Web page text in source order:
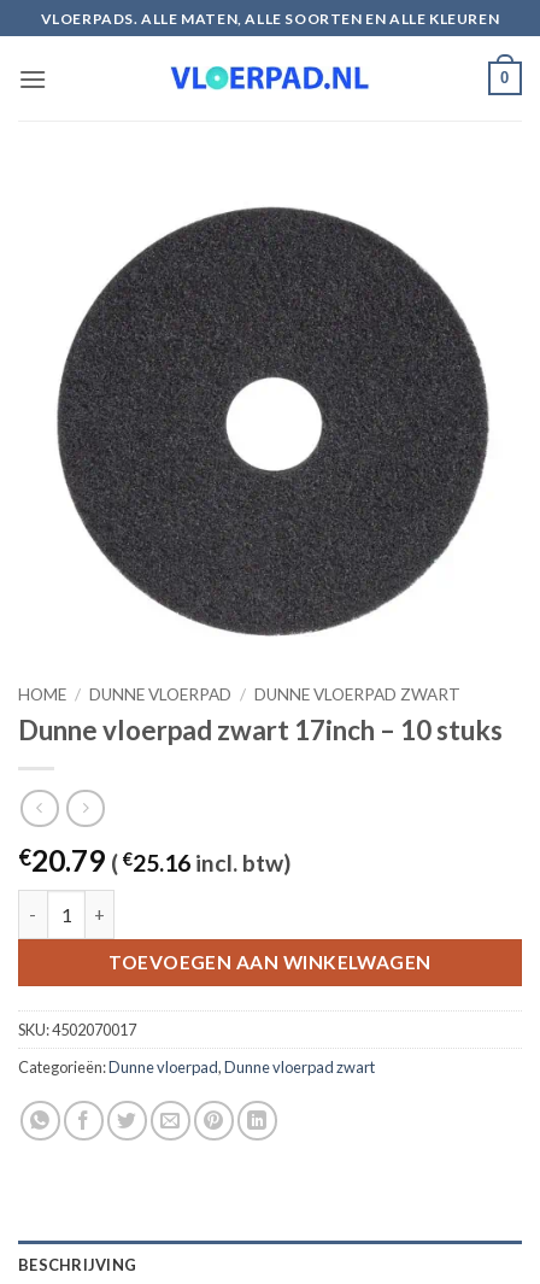
naar
inhoud
VLOERPADS. ALLE MATEN, ALLE SOORTEN EN ALLE KLEUREN
0
HOME / DUNNE VLOERPAD / DUNNE VLOERPAD ZWART
Dunne vloerpad zwart 17inch – 10 stuks
€20.79 ( €25.16 incl. btw)
TOEVOEGEN AAN WINKELWAGEN
SKU:4502070017
Categorieën:Dunne vloerpad,Dunne vloerpad zwart
BESCHRIJVING